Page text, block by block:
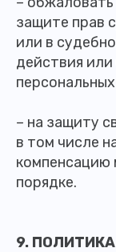
защите прав
или в
действия
– на защиту
в том числе
компенсацию
порядке.
9.